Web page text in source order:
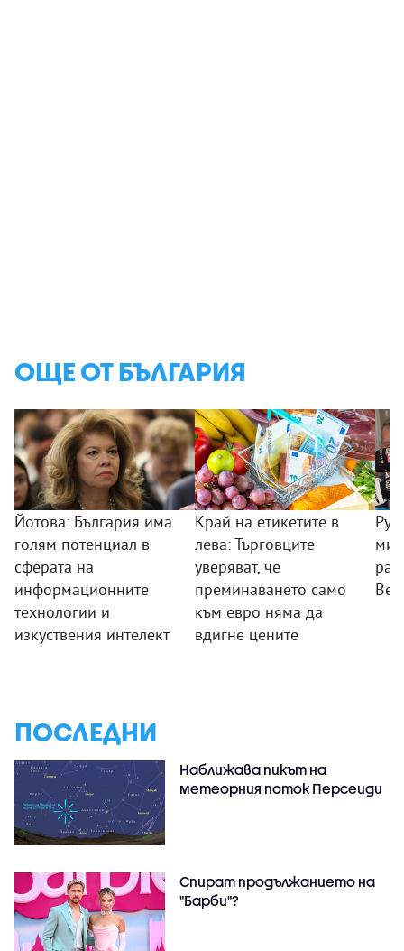
ОЩЕ ОТ БЪЛГАРИЯ
Йотова: България има
голям потенциал в
сферата на
информационните
технологии и
изкуствения интелект
Край на етикетите в
лева: Търговците
уверяват, че
преминаването само
към евро няма да
вдигне цените
ПОСЛЕДНИ
Наближава пикът на
метеорния поток Персеиди
Спират продължанието на
"Барби"?